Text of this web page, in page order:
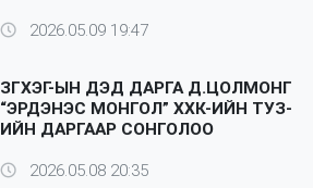
2026.05.09 19:47
ЗГХЭГ-ЫН ДЭД ДАРГА Д.ЦОЛМОНГ
“ЭРДЭНЭС МОНГОЛ” ХХК-ИЙН ТУЗ-
ИЙН ДАРГААР СОНГОЛОО
2026.05.08 20:35